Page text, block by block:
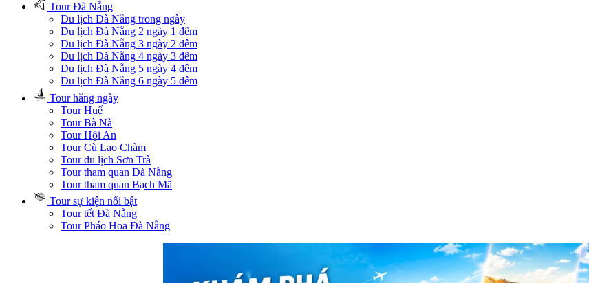
Tour Đà Nẵng
Du lịch Đà Nẵng trong ngày
Du lịch Đà Nẵng 2 ngày 1 đêm
Du lịch Đà Nẵng 3 ngày 2 đêm
Du lịch Đà Nẵng 4 ngày 3 đêm
Du lịch Đà Nẵng 5 ngày 4 đêm
Du lịch Đà Nẵng 6 ngày 5 đêm
Tour hằng ngày
Tour Huế
Tour Bà Nà
Tour Hội An
Tour Cù Lao Chàm
Tour du lịch Sơn Trà
Tour tham quan Đà Nẵng
Tour tham quan Bạch Mã
Tour sự kiện nổi bật
Tour tết Đà Nẵng
Tour Pháo Hoa Đà Nẵng